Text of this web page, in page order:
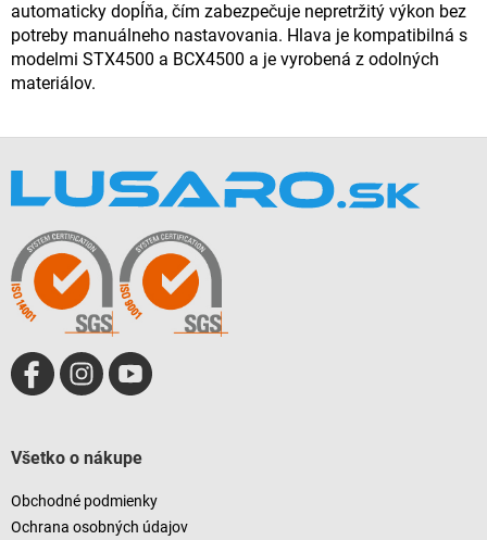
automaticky dopĺňa, čím zabezpečuje nepretržitý výkon bez
potreby manuálneho nastavovania. Hlava je kompatibilná s
modelmi STX4500 a BCX4500 a je vyrobená z odolných
materiálov.
Všetko o nákupe
Obchodné podmienky
Ochrana osobných údajov